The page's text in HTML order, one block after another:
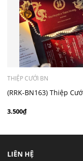
- Mẫu dưới 3000
có nhu cầu in bản
thiệp tuỳ chất liệu.
THIỆP CƯỚI BN
(RRK-BN163) Thiệp
3.500₫
LIÊN HỆ